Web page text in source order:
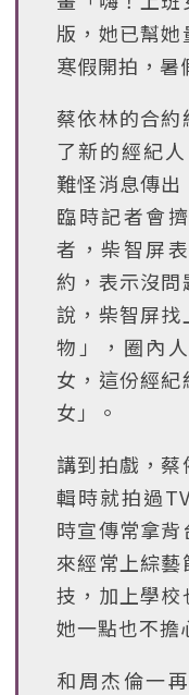
版，她已幫
寒假開拍，暑
蔡依林的合
了新的經紀
難怪消息傳
臨時記者會
者，柴智屏
約，表示沒
說，柴智屏
物」，圈內
女，這份經
女」。
講到拍戲，
輯時就拍過
時宣傳常拿
來經常上綜
技，加上學校
她一點也不擔
和周杰倫一